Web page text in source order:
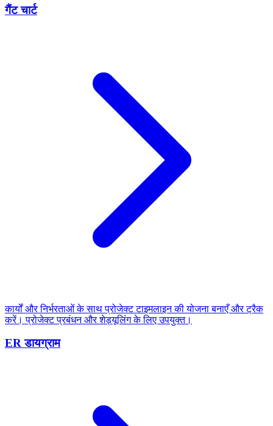
गैंट चार्ट
कार्यों और निर्भरताओं के साथ प्रोजेक्ट टाइमलाइन की योजना बनाएँ और ट्रैक
करें। प्रोजेक्ट प्रबंधन और शेड्यूलिंग के लिए उपयुक्त।
ER डायग्राम